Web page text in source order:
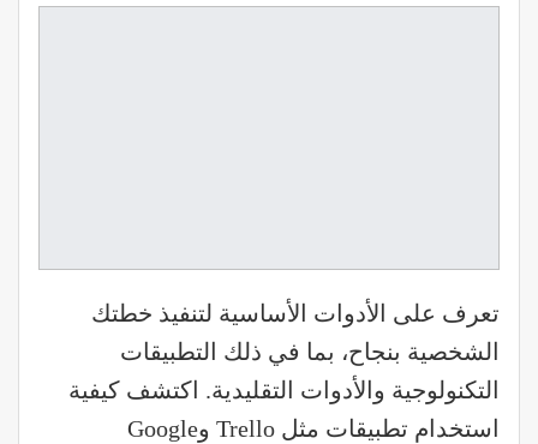
تعرف على الأدوات الأساسية لتنفيذ خطتك
الشخصية بنجاح، بما في ذلك التطبيقات
التكنولوجية والأدوات التقليدية. اكتشف كيفية
استخدام تطبيقات مثل Trello وGoogle